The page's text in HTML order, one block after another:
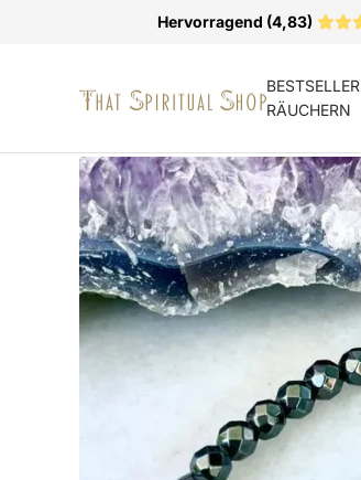
Hervorragend (4,83)
BESTSELLER
RÄUCHERN
That
Shop